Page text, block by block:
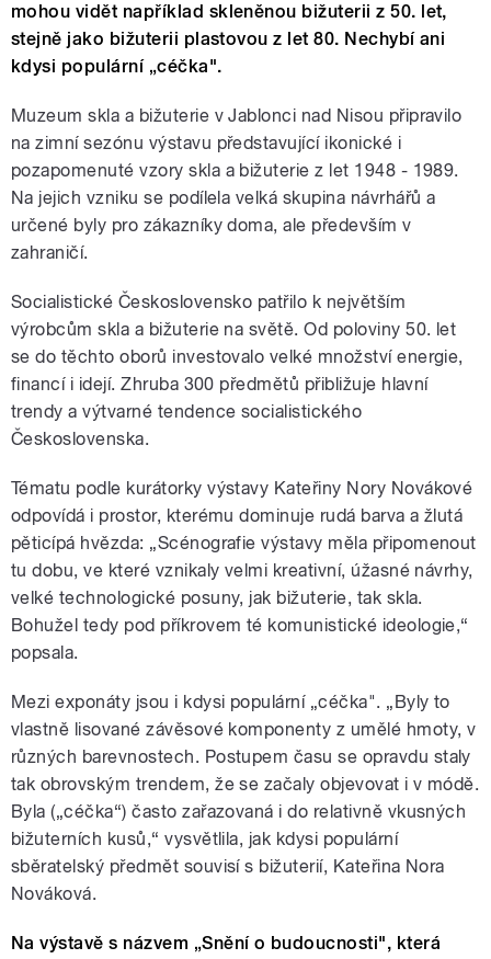
mohou vidět například skleněnou bižuterii z 50. let,
stejně jako bižuterii plastovou z let 80. Nechybí ani
kdysi populární „céčka".
Muzeum skla a bižuterie v Jablonci nad Nisou připravilo
na zimní sezónu výstavu představující ikonické i
pozapomenuté vzory skla a bižuterie z let 1948 - 1989.
Na jejich vzniku se podílela velká skupina návrhářů a
určené byly pro zákazníky doma, ale především v
zahraničí.
Socialistické Československo patřilo k největším
výrobcům skla a bižuterie na světě. Od poloviny 50. let
se do těchto oborů investovalo velké množství energie,
financí i idejí. Zhruba 300 předmětů přibližuje hlavní
trendy a výtvarné tendence socialistického
Československa.
Tématu podle kurátorky výstavy Kateřiny Nory Novákové
odpovídá i prostor, kterému dominuje rudá barva a žlutá
pěticípá hvězda: „Scénografie výstavy měla připomenout
tu dobu, ve které vznikaly velmi kreativní, úžasné návrhy,
velké technologické posuny, jak bižuterie, tak skla.
Bohužel tedy pod příkrovem té komunistické ideologie,“
popsala.
Mezi exponáty jsou i kdysi populární „céčka". „Byly to
vlastně lisované závěsové komponenty z umělé hmoty, v
různých barevnostech. Postupem času se opravdu staly
tak obrovským trendem, že se začaly objevovat i v módě.
Byla („céčka“) často zařazovaná i do relativně vkusných
bižuterních kusů,“ vysvětlila, jak kdysi populární
sběratelský předmět souvisí s bižuterií, Kateřina Nora
Nováková.
Na výstavě s názvem „Snění o budoucnosti", která